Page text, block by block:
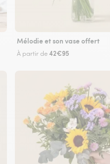
Mélodie et son vase offert
À partir de42€95